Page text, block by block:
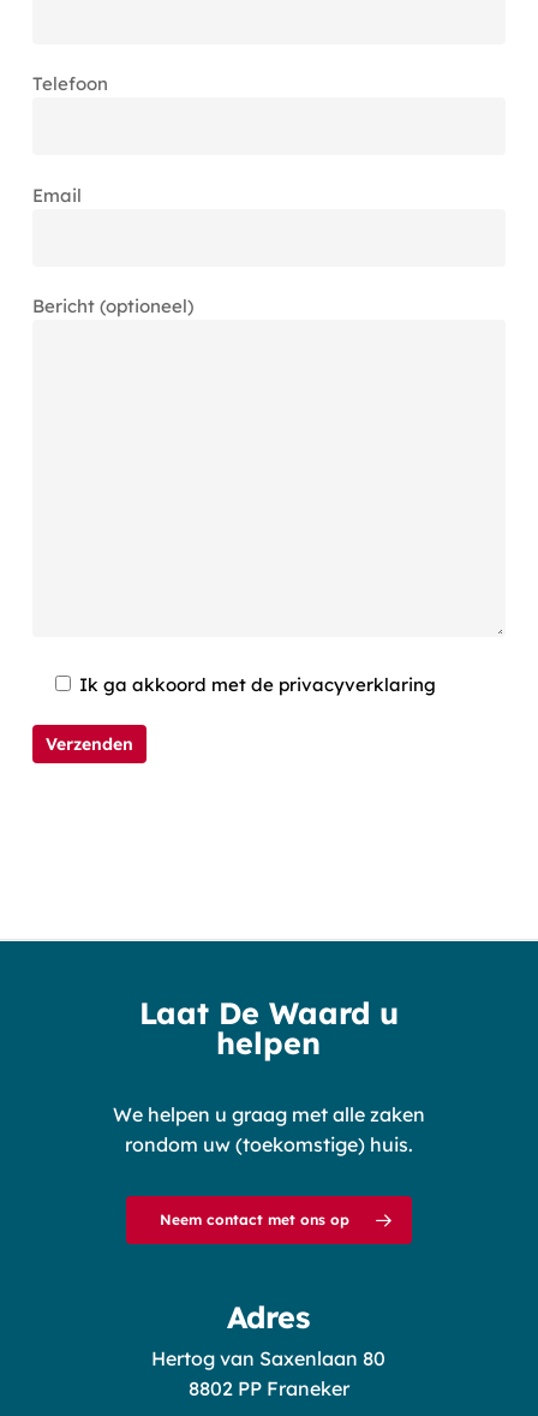
Telefoon
Email
Bericht (optioneel)
Ik ga akkoord met de privacyverklaring
Laat De Waard u
helpen
We helpen u graag met alle zaken
rondom uw (toekomstige) huis.
Neem contact met ons op
Adres
Hertog van Saxenlaan 80
8802 PP Franeker